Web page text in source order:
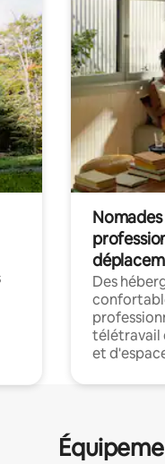
Des
télétravail
et